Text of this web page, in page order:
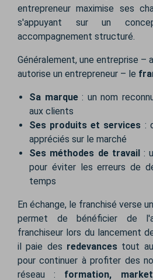
entrepreneur maximise ses
s'appuyant sur un
accompagnement structuré.
Généralement, une entreprise –
autorise un entrepreneur – le
Sa marque: un nom
aux clients
Ses produits et services :
appréciés sur le marché
Ses méthodes de travail:
pour éviter les erreurs de
temps
En échange, le franchisé verse un
permet de bénéficier de
franchiseur lors du lancement
il paie des redevances tout
pour continuer à profiter des
réseau : formation,